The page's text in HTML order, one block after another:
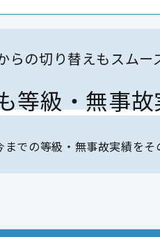
らの切り替えもスムー
等級・ 無事
での等級・ 無事故実績を